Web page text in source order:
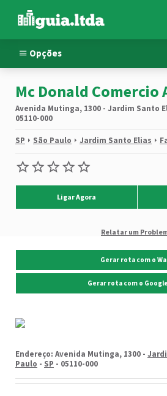
Opções
Mc Donald Comercio
Avenida Mutinga, 1300 - Jardim Santo
05110-000
SP São Paulo Jardim Santo Elias
Ligar Agora
Relatar um
Endereço: Avenida Mutinga, 1300 -
Paulo - SP - 05110-000
Gerar rota com o
Gerar rota com o